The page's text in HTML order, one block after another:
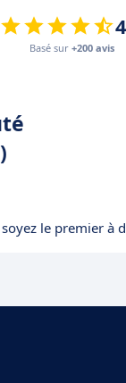
Basé sur +200 avis
le premier à